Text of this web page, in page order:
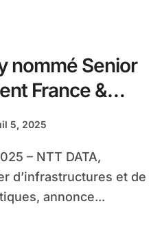
nommé Senior
France &
de NTT DATA
5, 2025
d’infrastructures et de
annonce...